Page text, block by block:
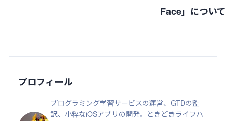
Face」につい
プロフィール
プログラミング学習サービスの運営、GTDの監
訳、小粋なiOSアプリの開発。ときどきライフハ